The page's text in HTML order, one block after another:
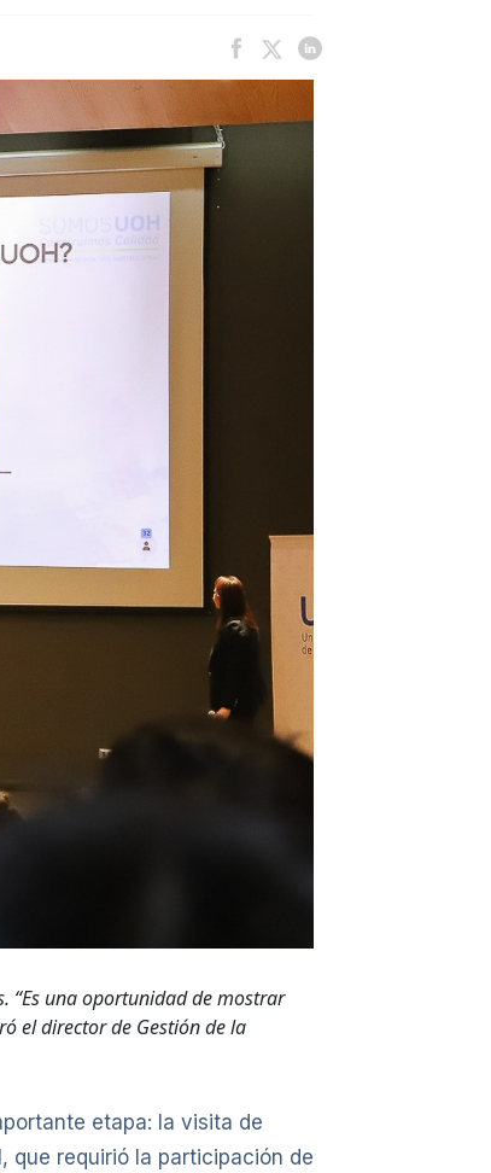
“Es una oportunidad de mostrar
el director de Gestión de la
etapa: la visita de
que requirió la participación de